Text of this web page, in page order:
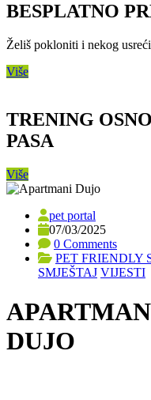
BESPLATNO
Želiš pokloniti i nekog
Više
TRENING
PASA
Više
pet portal
07/03/2025
0 Comments
PET FRIENDLY
SMJEŠTAJ VIJESTI
DUJO